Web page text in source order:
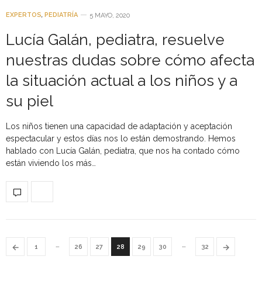
EXPERTOS, PEDIATRÍA 5 MAYO, 2020
Lucía Galán, pediatra, resuelve
nuestras dudas sobre cómo afecta
la situación actual a los niños y a
su piel
Los niños tienen una capacidad de adaptación y aceptación
espectacular y estos días nos lo están demostrando. Hemos
hablado con Lucía Galán, pediatra, que nos ha contado cómo
están viviendo los más…
← 1 … 26 27 28 29 30 … 32 →